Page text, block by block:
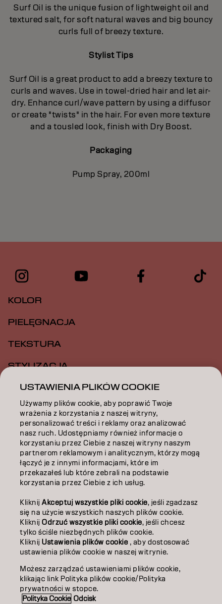
Surf Oil is the unique fusion of lightweight oil and
textured salt, for soft natural waves and big bouncy
curls full of breezy texture.
Stylist Tips
Surf Oil is a great product to add a breezy texture to
curls and waves. Use in towel-dried hair and let air-
dry. Enhance curl/wave pattern by using a diffusor
or create "twists" in the hair. For even more texture
and a tousled look, finish with Dry Boost.
Packaging
Pump Spray, 200ml
KOLOR
PIELĘGNACJA
TEKSTURA
STYLIZACJA
INSPIRACJA
EDUKACJA
O NAS
ZOSTAŃ PARTNEREM
SKONTAKTUJ SIĘ Z NAMI
KontaktPolityka prywatności
Polityka dotycząca plików cookieWarunki użytkowania
Dostępność
Zaangażowanie na rzecz zrównoważonego rozwoju
PO | Polish
USTAWIENIA PLIKÓW COOKIE
Używamy plików cookie, aby poprawić Twoje
wrażenia z korzystania z naszej witryny,
personalizować treści i reklamy oraz analizować
nasz ruch. Udostępniamy również informacje o
korzystaniu przez Ciebie z naszej witryny naszym
partnerom reklamowym i analitycznym, którzy mogą
łączyć je z innymi informacjami, które im
przekazałeś lub które zebrali na podstawie
korzystania przez Ciebie z ich usług.
KliknijAkceptuj wszystkie pliki cookie, jeśli zgadzasz
się na użycie wszystkich naszych plików cookie.
KliknijOdrzuć wszystkie pliki cookie, jeśli chcesz
tylko ściśle niezbędnych plików cookie.
Kliknij Ustawienia plików cookie , aby dostosować
ustawienia plików cookie w naszej witrynie.
Możesz zarządzać ustawieniami plików cookie,
klikając link Polityka plików cookie/Polityka
prywatności w stopce.
Polityka Cookie Odcisk